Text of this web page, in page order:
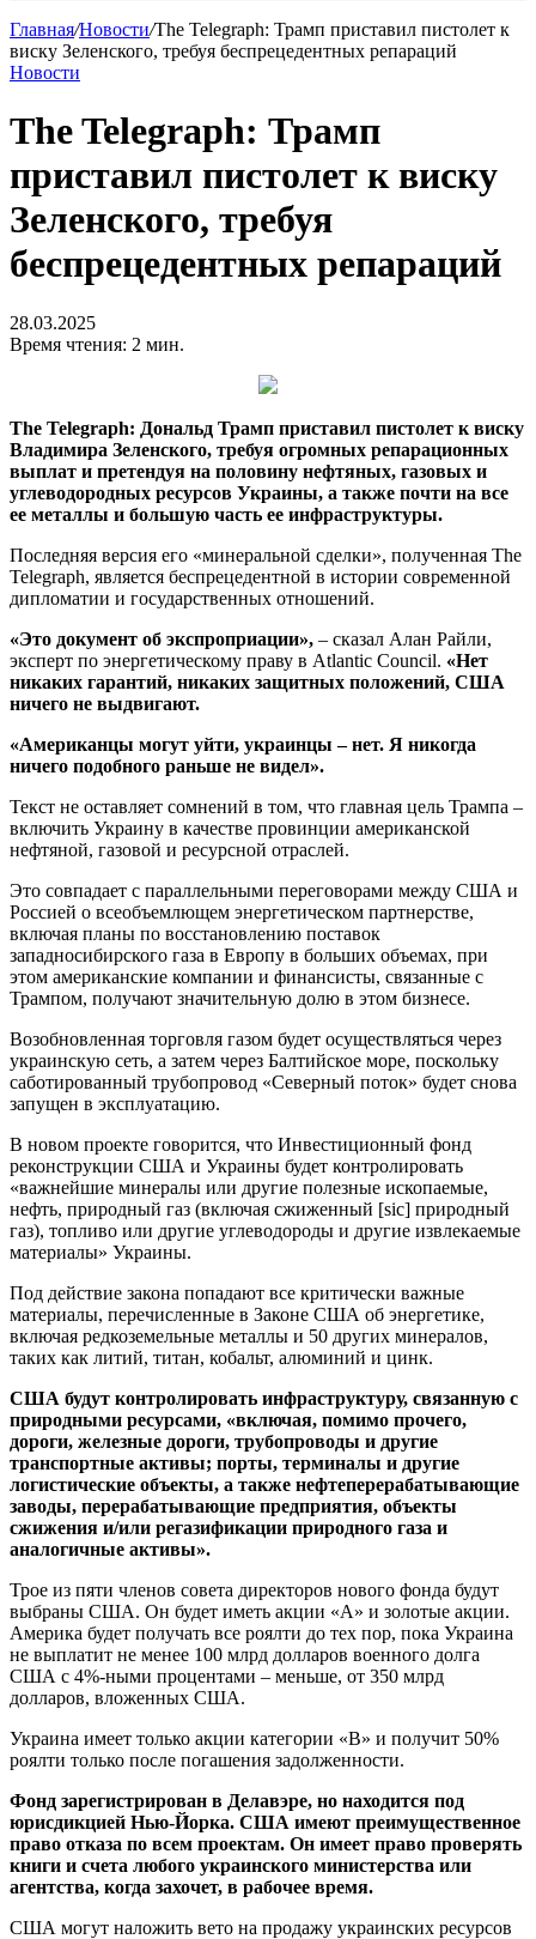
Главная/Новости/The Telegraph: Трамп приставил пистолет к
виску Зеленского, требуя беспрецедентных репараций
Новости
The Telegraph: Трамп
приставил пистолет к виску
Зеленского, требуя
беспрецедентных репараций
28.03.2025
Время чтения: 2 мин.
The Telegraph: Дональд Трамп приставил пистолет к виску
Владимира Зеленского, требуя огромных репарационных
выплат и претендуя на половину нефтяных, газовых и
углеводородных ресурсов Украины, а также почти на все
ее металлы и большую часть ее инфраструктуры.
Последняя версия его «минеральной сделки», полученная The
Telegraph, является беспрецедентной в истории современной
дипломатии и государственных отношений.
«Это документ об экспроприации», – сказал Алан Райли,
эксперт по энергетическому праву в Atlantic Council. «Нет
никаких гарантий, никаких защитных положений, США
ничего не выдвигают.
«Американцы могут уйти, украинцы – нет. Я никогда
ничего подобного раньше не видел».
Текст не оставляет сомнений в том, что главная цель Трампа –
включить Украину в качестве провинции американской
нефтяной, газовой и ресурсной отраслей.
Это совпадает с параллельными переговорами между США и
Россией о всеобъемлющем энергетическом партнерстве,
включая планы по восстановлению поставок
западносибирского газа в Европу в больших объемах, при
этом американские компании и финансисты, связанные с
Трампом, получают значительную долю в этом бизнесе.
Возобновленная торговля газом будет осуществляться через
украинскую сеть, а затем через Балтийское море, поскольку
саботированный трубопровод «Северный поток» будет снова
запущен в эксплуатацию.
В новом проекте говорится, что Инвестиционный фонд
реконструкции США и Украины будет контролировать
«важнейшие минералы или другие полезные ископаемые,
нефть, природный газ (включая сжиженный [sic] природный
газ), топливо или другие углеводороды и другие извлекаемые
материалы» Украины.
Под действие закона попадают все критически важные
материалы, перечисленные в Законе США об энергетике,
включая редкоземельные металлы и 50 других минералов,
таких как литий, титан, кобальт, алюминий и цинк.
США будут контролировать инфраструктуру, связанную с
природными ресурсами, «включая, помимо прочего,
дороги, железные дороги, трубопроводы и другие
транспортные активы; порты, терминалы и другие
логистические объекты, а также нефтеперерабатывающие
заводы, перерабатывающие предприятия, объекты
сжижения и/или регазификации природного газа и
аналогичные активы».
Трое из пяти членов совета директоров нового фонда будут
выбраны США. Он будет иметь акции «А» и золотые акции.
Америка будет получать все роялти до тех пор, пока Украина
не выплатит не менее 100 млрд долларов военного долга
США с 4%-ными процентами – меньше, от 350 млрд
долларов, вложенных США.
Украина имеет только акции категории «B» и получит 50%
роялти только после погашения задолженности.
Фонд зарегистрирован в Делавэре, но находится под
юрисдикцией Нью-Йорка. США имеют преимущественное
право отказа по всем проектам. Он имеет право проверять
книги и счета любого украинского министерства или
агентства, когда захочет, в рабочее время.
США могут наложить вето на продажу украинских ресурсов